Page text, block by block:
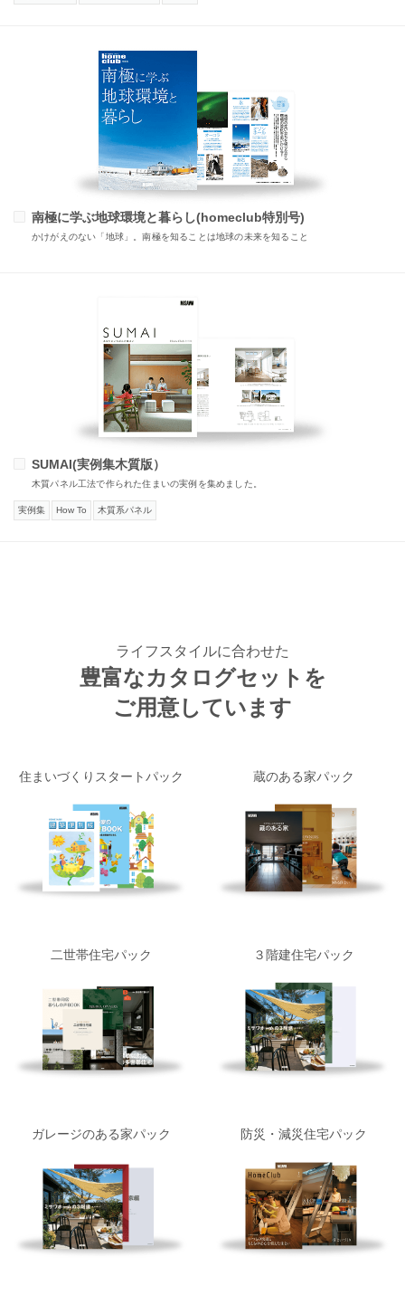
南極に学ぶ地球環境と暮らし(homeclub特別号)
かけがえのない「地球」。南極を知ることは地球の未来を知ること
SUMAI(実例集木質版）
木質パネル工法で作られた住まいの実例を集めました。
実例集 How To 木質系パネル
ライフスタイルに合わせた
豊富なカタログセットを
ご用意しています
住まいづくりスタートパック 蔵のある家パック
二世帯住宅パック ３階建住宅パック
ガレージのある家パック 防災・減災住宅パック